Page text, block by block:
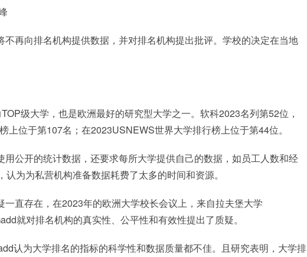
再向排名机构提供数据，并对排名机构提出批评。学校的决定在当地
级大学，也是欧洲最好的研究型大学之一。软科2023名列第52位，
位于第107名；在2023USNEWS世界大学排行榜上位于第44位。
公开的统计数据，还要求每所大学提供自己的数据，如员工人数和经
为为私营机构准备数据耗费了太多的时间和资源。
直存在，在2023年的欧洲大学校长会议上，来自拉夫堡大学
就对排名机构的真实性、公平性和有效性提出了质疑。
认为大学排名的指标的科学性和数据质量都不佳。且研究表明，大学排